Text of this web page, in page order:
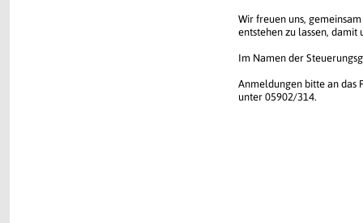
Wir freuen uns,
entstehen zu lassen,
Im Namen der
Anmeldungen bitte an das
unter 05902/314.